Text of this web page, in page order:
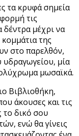
τα κρυφά σημεία
τις
δέντρα μέχρι να
της
στο παρελθόν,
υδραγωγείου, μία
μωσαϊκά.
Βιβλιοθήκη,
άκουσες και τις
το δικό σου
ενώ θα γίνεις